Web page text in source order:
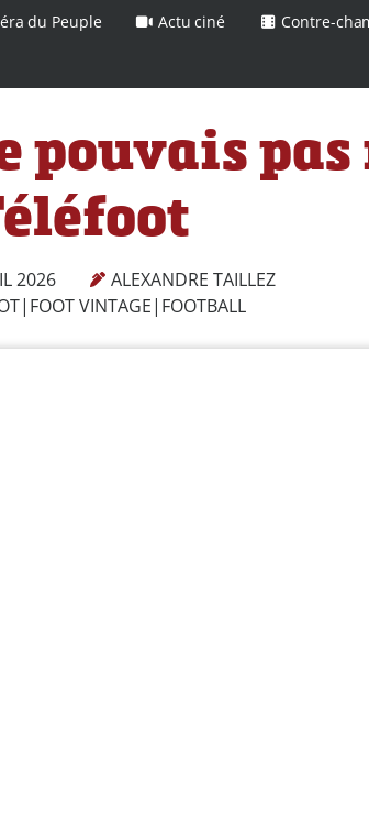
du Peuple Actu ciné Contre-
pouvais
2026
ALEXANDRE TAILLEZ
| FOOT VINTAGE| FOOTBALL